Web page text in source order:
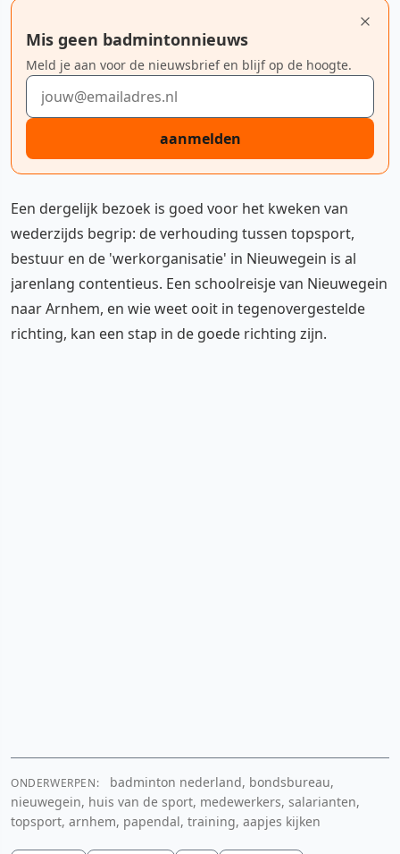
Mis geen badmintonnieuws
Meld je aan voor de nieuwsbrief en blijf op de hoogte.
E-mailadres
aanmelden
Een dergelijk bezoek is goed voor het kweken van
wederzijds begrip: de verhouding tussen topsport,
bestuur en de 'werkorganisatie' in Nieuwegein is al
jarenlang contentieus. Een schoolreisje van Nieuwegein
naar Arnhem, en wie weet ooit in tegenovergestelde
richting, kan een stap in de goede richting zijn.
ONDERWERPEN:
badminton nederland, bondsbureau,
nieuwegein, huis van de sport, medewerkers, salarianten,
topsport, arnhem, papendal, training, aapjes kijken